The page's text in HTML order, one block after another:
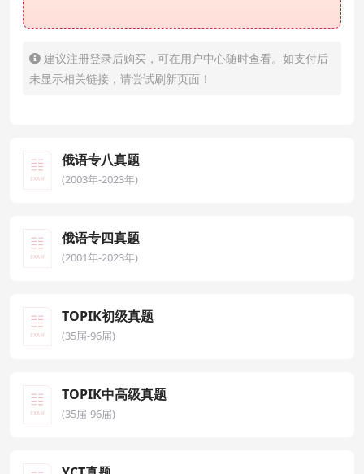
建议注册登录后购买，可在用户中心随时查看。如支付后
未显示相关链接，请尝试刷新页面！
俄语专八真题
(2003年-2023年)
俄语专四真题
(2001年-2023年)
TOPIK初级真题
(35届-96届)
TOPIK中高级真题
(35届-96届)